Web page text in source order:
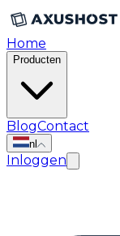
Home
Producten
BlogContact
nl
Inloggen